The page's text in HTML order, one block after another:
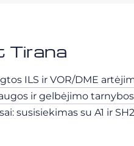
Tirana
ILS ir VOR/DME
ir gelbėjimo
susisiekimas su A1 ir